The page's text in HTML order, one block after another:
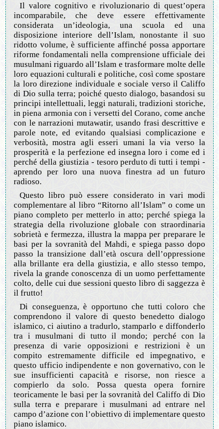
Il valore cognitivo e rivoluzionario di quest’opera
incomparabile, che deve essere effettivamente
considerata un’ideologia, una scuola ed una
disposizione interiore dell’Islam, nonostante il suo
ridotto volume, è sufficiente affinché possa apportare
riforme fondamentali nella comprensione ufficiale dei
musulmani riguardo all’Islam e trasformare molte delle
loro equazioni culturali e politiche, così come spostare
la loro direzione individuale e sociale verso il Califfo
di Dio sulla terra; poiché questo dialogo, basandosi su
principi intellettuali, leggi naturali, tradizioni storiche,
in piena armonia con i versetti del Corano, come anche
con le narrazioni mutawatir, usando frasi descrittive e
parole note, ed evitando qualsiasi complicazione e
verbosità, mostra agli esseri umani la via verso la
prosperità e la perfezione ed insegna loro i come ed i
perché della giustizia - tesoro perduto di tutti i tempi -
aprendo per loro una nuova finestra ad un futuro
radioso.
Questo libro può essere considerato in vari modi
complementare al libro “Ritorno all’Islam” o come un
piano completo per metterlo in atto; perché spiega la
strategia della rivoluzione globale con straordinaria
sobrietà e fermezza, illustra la mappa per preparare le
basi per la sovranità del Mahdi, e spiega passo dopo
passo la transizione dall’età oscura dell’oppressione
alla brillante era della giustizia, e allo stesso tempo,
rivela la grande conoscenza di un uomo perfettamente
colto, delle cui due sessioni questo libro di saggezza è
il frutto!
Di conseguenza, è opportuno che tutti coloro che
comprendono il valore di questo benedetto dialogo
islamico, ci aiutino a tradurlo, stamparlo e diffonderlo
tra i musulmani di tutto il mondo; perché con la
presenza di varie opposizioni e restrizioni è un
compito estremamente difficile ed impegnativo, e
questo ufficio indipendente e non governativo, con le
sue insufficienti capacità e risorse, non riesce a
compierlo da solo. Possa questa opera fornire
teoricamente le basi per la sovranità del Califfo di Dio
sulla terra e preparare i musulmani ad entrare nel
campo d’azione con l’obiettivo di implementare questo
piano islamico.